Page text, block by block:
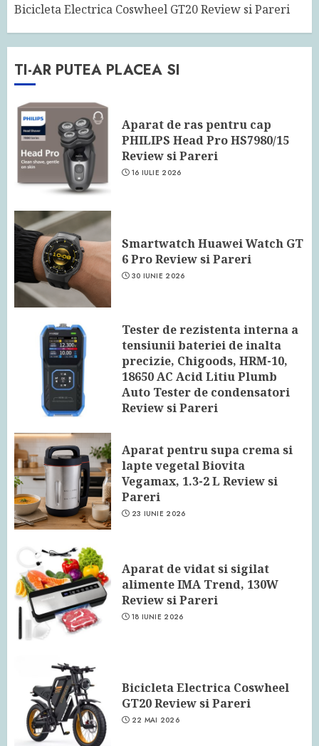
Bicicleta Electrica Coswheel GT20 Review si Pareri
TI-AR PUTEA PLACEA SI
Aparat de ras pentru cap
PHILIPS Head Pro HS7980/15
Review si Pareri
16 IULIE 2026
Smartwatch Huawei Watch GT
6 Pro Review si Pareri
30 IUNIE 2026
Tester de rezistenta interna a
tensiunii bateriei de inalta
precizie, Chigoods, HRM-10,
18650 AC Acid Litiu Plumb
Auto Tester de condensatori
Review si Pareri
Aparat pentru supa crema si
lapte vegetal Biovita
Vegamax, 1.3-2 L Review si
Pareri
23 IUNIE 2026
Aparat de vidat si sigilat
alimente IMA Trend, 130W
Review si Pareri
18 IUNIE 2026
Bicicleta Electrica Coswheel
GT20 Review si Pareri
22 MAI 2026